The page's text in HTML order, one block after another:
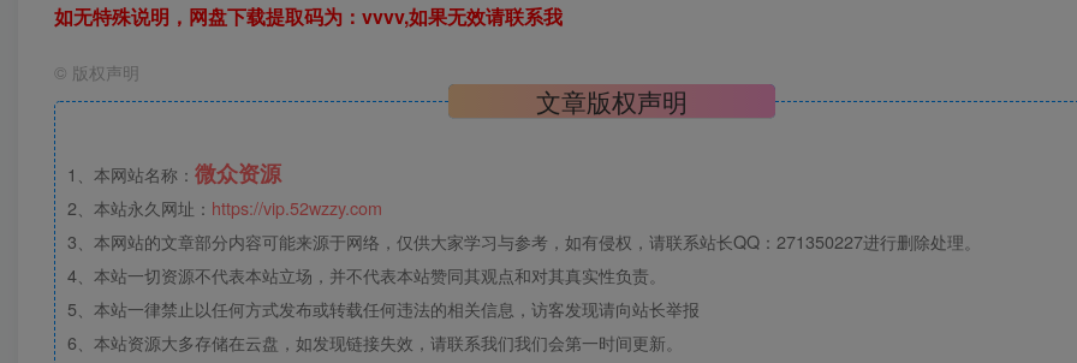
如无特殊说明，网盘下载提取码为：vvvv,如果无效请联系我
© 版权声明
文章版权声明
1、本网站名称： 微众资源
2、本站永久网址： https://vip.52wzzy.com
3、本网站的文章部分内容可能来源于网络，仅供大家学习与参考，如有侵权，请联系站长QQ：271350227进行删除处理。
4、本站一切资源不代表本站立场，并不代表本站赞同其观点和对其真实性负责。
5、本站一律禁止以任何方式发布或转载任何违法的相关信息，访客发现请向站长举报
6、本站资源大多存储在云盘，如发现链接失效，请联系我们我们会第一时间更新。